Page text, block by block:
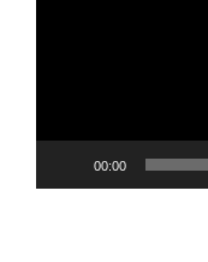
00:00